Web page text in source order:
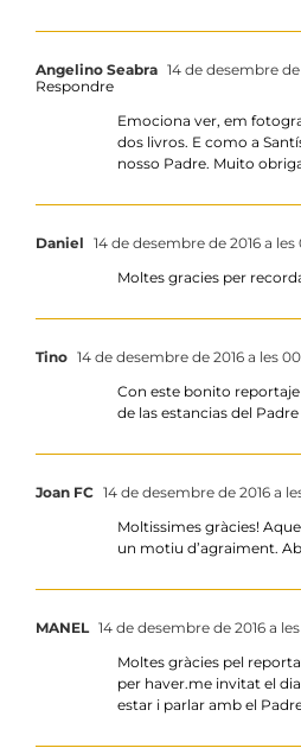
Angelino Seabra 14 de desembre
Respondre
Emociona ver, em
dos livros. E como a
nosso Padre. Muito
Daniel 14 de desembre de 2016 a
Moltes gracies per
Tino 14 de desembre de 2016 a les
Con este bonito
de las estancias del
Joan FC 14 de desembre de 2016 a
Moltissimes gràcies!
un motiu d’agraiment.
MANEL 14 de desembre de 2016 a
Moltes gràcies pel
per haver.me invitat el
estar i parlar amb el